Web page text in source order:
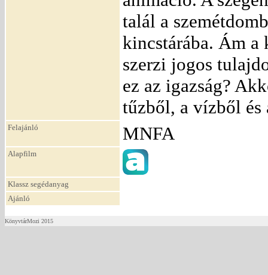
talál a
kincstárába. Ám a
szerzi jogos
ez az igazság?
tűzből, a vízből és
Felajánló MNFA
Alapfilm
Klassz segédanyag
Ajánló
KönyvtárMozi 2015